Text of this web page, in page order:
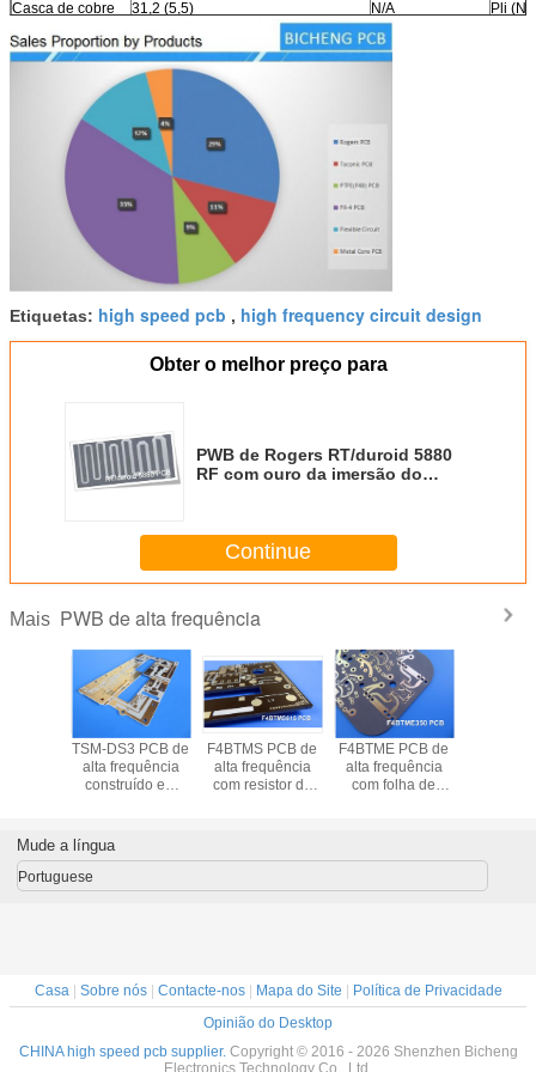
Casca de cobre
31,2 (5,5) N/A Pli (N/
Inflamabilidade V-0
Processo sem
compatível
Sim
Etiquetas: high speed pcb , high frequency circuit design
Obter o melhor preço para
PWB de Rogers RT/duroid 5880
RF com ouro da imersão do
imersão
Continue
Mais PWB de alta frequência
e
TSM-DS3 PCB de
alta frequência
construído em
milímetros de lado
duplo com ouro
F4BTMS PCB de
alta frequência
com resistor de
F4BTME PCB de
alta frequência
com folha de
Mude a língua
Portuguese
Casa | Sobre nós| Contacte-nos| Mapa do Site | Política de Privacidade
Opinião do Desktop
CHINA high speed pcb supplier. Copyright © 2016 - 2026 Shenzhen Bicheng
Electronics Technology Co., Ltd.